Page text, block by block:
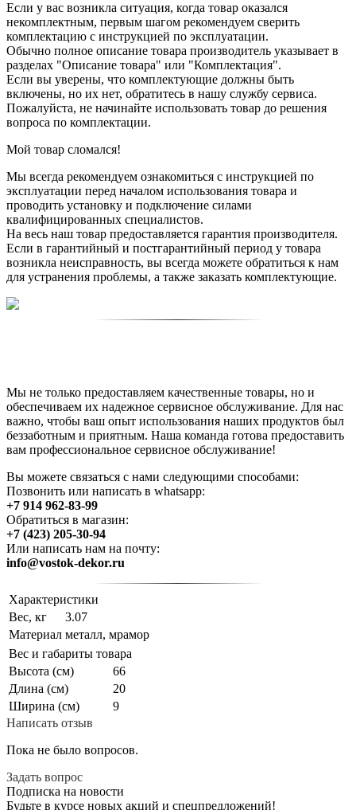
Если у вас возникла ситуация, когда товар оказался
некомплектным, первым шагом рекомендуем сверить
комплектацию с инструкцией по эксплуатации.
Обычно полное описание товара производитель указывает в
разделах "Описание товара" или "Комплектация".
Если вы уверены, что комплектующие должны быть
включены, но их нет, обратитесь в нашу службу сервиса.
Пожалуйста, не начинайте использовать товар до решения
вопроса по комплектации.
Мой товар сломался!
Мы всегда рекомендуем ознакомиться с инструкцией по
эксплуатации перед началом использования товара и
проводить установку и подключение силами
квалифицированных специалистов.
На весь наш товар предоставляется гарантия производителя.
Если в гарантийный и постгарантийный период у товара
возникла неисправность, вы всегда можете обратиться к нам
для устранения проблемы, а также заказать комплектующие.
Мы не только предоставляем качественные товары, но и
обеспечиваем их надежное сервисное обслуживание. Для нас
важно, чтобы ваш опыт использования наших продуктов был
беззаботным и приятным. Наша команда готова предоставить
вам профессиональное сервисное обслуживание!
Вы можете связаться с нами следующими способами:
Позвонить или написать в whatsapp:
+7 914 962-83-99
Обратиться в магазин:
+7 (423) 205-30-94
Или написать нам на почту:
info@vostok-dekor.ru
Характеристики
Вес, кг
3.07
Материал металл, мрамор
Вес и габариты товара
Высота (см)
66
Длина (см)
20
Ширина (см)
9
Написать отзыв
Пока не было вопросов.
Задать вопрос
Подписка на новости
Будьте в курсе новых акций и спецпредложений!